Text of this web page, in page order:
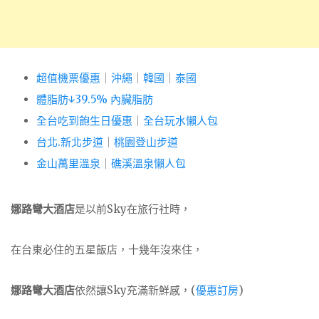
超值機票優惠 沖繩 韓國
泰國
體脂肪↓39.5% 內臟脂肪
全台吃到飽生日優惠
全台玩水懶人包
台北.新北步道
桃園登山步道
金山萬里溫泉
礁溪溫泉懶人包
娜路彎大酒店是以前Sky在旅行社時，
在台東必住的五星飯店，十幾年沒來住，
娜路彎大酒店依然讓Sky充滿新鮮感，(優惠訂房)